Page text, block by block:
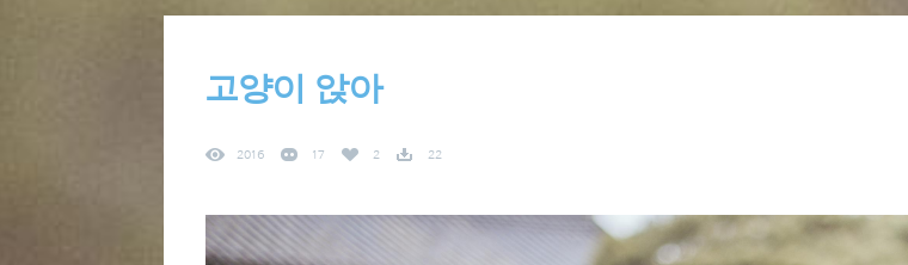
고양이 앉아
2016 17 2 22